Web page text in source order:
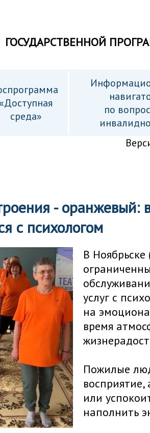
ГОСУДАРСТВЕННОЙ
«Доступная
среда»
по
- оранжевый:
с психологом
В
услуг с
на
время
Пожилые
или
наполнить